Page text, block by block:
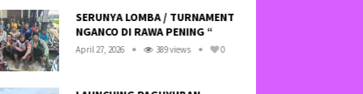
SERUNYA LOMBA / TURNAMENT
NGANCO DI RAWA PENING “
April 27, 2026 389 views 0